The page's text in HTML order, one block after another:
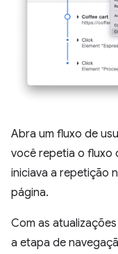
Abra um fluxo de
você repetia o fluxo
iniciava a repetição
página.
Com as
a etapa de